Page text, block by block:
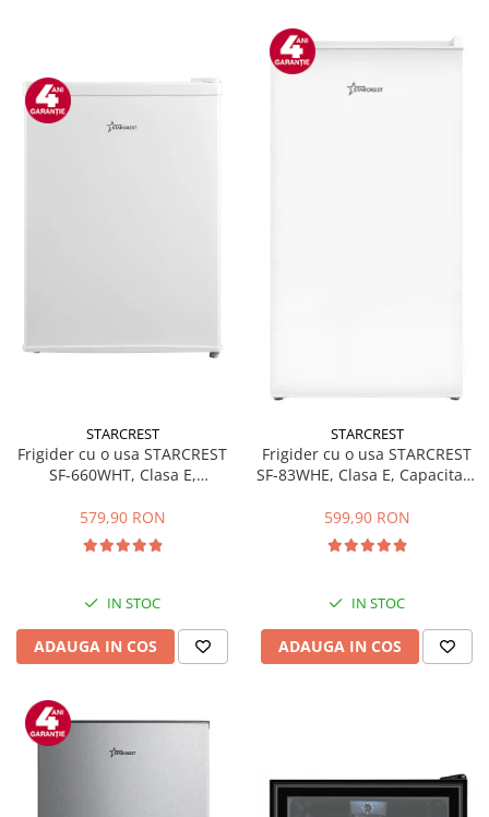
STARCREST
Frigider cu o usa STARCREST
SF-660WHT, Clasa E,
579,90 RON
IN STOC
ADAUGA IN COS
STARCREST
Frigider cu o usa STARCREST
SF-83WHE, Clasa E, Capacitate
Compartiment gheata, H 85
cm, Alb
599,90 RON
IN STOC
ADAUGA IN COS